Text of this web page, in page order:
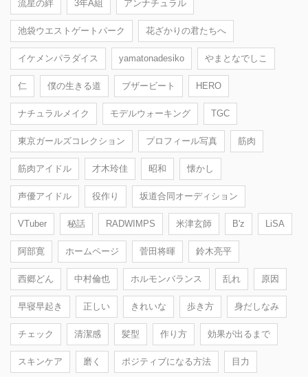
流星の絆 3年A組 アンナチュラル
池袋ウエストゲートパーク 花ざかりの君たちへ
イケメンパラダイス yamatonadesiko やまとなでしこ
仁 僕の生きる道 ブザービート HERO
ナチュラルメイク モデルウォーキング TGC
東京ガールズコレクション プロフィール写真 筋肉
筋肉アイドル 才木玲佳 昭和 懐かし
声優アイドル 役作り 坂道合同オーディション
VTuber 秘話 RADWIMPS 米津玄師 B'z LiSA
阿部寛 ホームページ 菅田将暉 鈴木亮平
西郷どん 中村倫也 ホルモンバランス 乱れ 原因
早寝早起き 正しい きれいな 歩き方 身だしなみ
チェック 清潔感 髪型 作り方 効果が出るまで
スキンケア 磨く ポジティブになる方法 目力